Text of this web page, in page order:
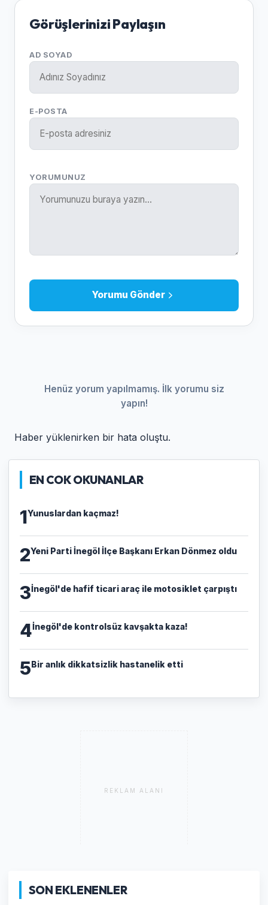
Görüşlerinizi Paylaşın
AD SOYAD
E-POSTA
YORUMUNUZ
Yorumu Gönder
Henüz yorum yapılmamış. İlk yorumu siz
yapın!
Haber yüklenirken bir hata oluştu.
EN COK OKUNANLAR
1Yunuslardan kaçmaz!
2Yeni Parti İnegöl İlçe Başkanı Erkan Dönmez oldu
3İnegöl'de hafif ticari araç ile motosiklet çarpıştı
4İnegöl'de kontrolsüz kavşakta kaza!
5Bir anlık dikkatsizlik hastanelik etti
REKLAM ALANI
SON EKLENENLER